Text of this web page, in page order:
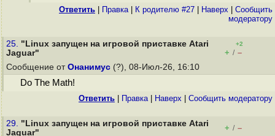
Ответить Правка| К родителю #27 Наверх
Cообщить
модератору
25. "Linux запущен на игровой приставке Atari
Jaguar"
+2
+ / –
Сообщение от Онанимус (?), 08-Июл-26, 16:10
Do The Math!
Ответить Правка| Наверх Cообщить модератору
29. "Linux запущен на игровой приставке Atari
Jaguar"
+ / –